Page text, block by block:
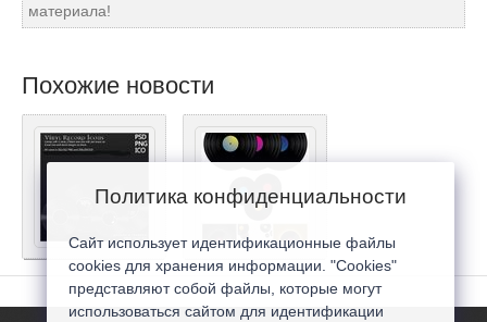
материала!
Похожие новости
Политика конфиденциальности
Сайт использует идентификационные файлы
cookies для хранения информации. "Cookies"
представляют собой файлы, которые могут
использоваться сайтом для идентификации